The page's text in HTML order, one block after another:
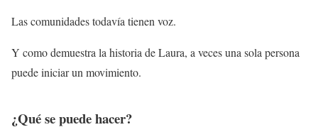
Las comunidades todavía tienen voz.
Y como demuestra la historia de Laura, a veces una sola persona
puede iniciar un movimiento.
¿Qué se puede hacer?